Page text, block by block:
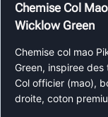
Chemise Col
Wicklow Green
Chemise col mao
Green, inspiree
Col officier (mao),
droite, coton